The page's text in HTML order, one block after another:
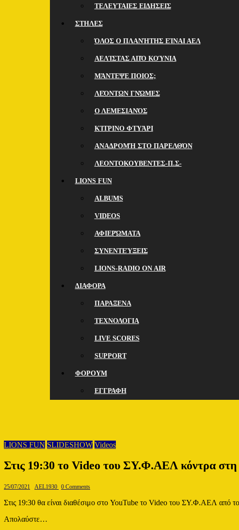
ΤΕΛΕΥΤΑΙΕΣ ΕΙΔΗΣΕΙΣ
ΣΤΗΛΕΣ
ΌΛΟΣ Ο ΠΛΑΝΉΤΗΣ ΕΊΝΑΙ ΑΕΛ
ΑΕΛΊΣΤΑΣ ΑΠΌ ΚΟΎΝΙΑ
ΜΆΝΤΕΨΕ ΠΟΙOΣ;
ΛΕΌΝΤΩΝ ΓΝΏΜΕΣ
Ο ΛΕΜΕΣΙΑΝΌΣ
ΚΊΤΡΙΝΟ ΦΤΥΆΡΙ
ΑΝΑΔΡΟΜΉ ΣΤΟ ΠΑΡΕΛΘΌΝ
ΛΕΟΝΤΟΚΟΥΒΕΝΤΕΣ-Π.Σ-
LIONS FUN
ALBUMS
VIDEOS
ΑΦΙΕΡΏΜΑΤΑ
ΣΥΝΕΝΤΕΎΞΕΙΣ
LIONS-RADIO ON AIR
ΔΙΑΦΟΡΑ
ΠΑΡΑΞΕΝΑ
ΤΕΧΝΟΛΟΓΙΑ
LIVE SCORES
SUPPORT
ΦΟΡΟΥΜ
ΕΓΓΡΑΦΗ
LIONS FUN SLIDESHOW Videos
Στις 19:30 το Video του ΣΥ.Φ.ΑΕΛ κόντρα
25/07/2021 AEL1930 0 Comments
Στις 19:30 θα είναι διαθέσιμο στο YouTube το Video του ΣΥ.Φ.ΑΕΛ από
Απολαύστε…